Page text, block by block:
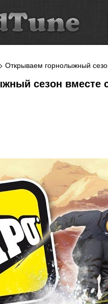
> Открываем горнолыжный
сезон вместе